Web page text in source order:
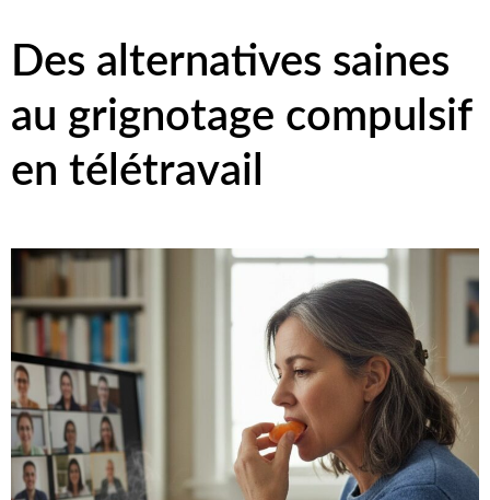
Des alternatives saines
au grignotage compulsif
en télétravail